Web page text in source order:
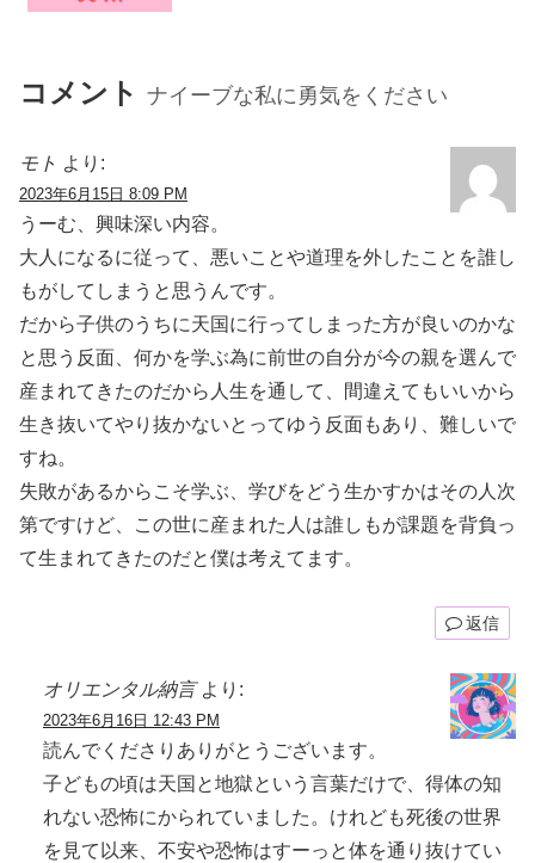
コメント ナイーブな私に勇気をください
モト より:
2023年6月15日 8:09 PM
うーむ、興味深い内容。
大人になるに従って、悪いことや道理を外したことを誰し
もがしてしまうと思うんです。
だから子供のうちに天国に行ってしまった方が良いのかな
と思う反面、何かを学ぶ為に前世の自分が今の親を選んで
産まれてきたのだから人生を通して、間違えてもいいから
生き抜いてやり抜かないとってゆう反面もあり、難しいで
すね。
失敗があるからこそ学ぶ、学びをどう生かすかはその人次
第ですけど、この世に産まれた人は誰しもが課題を背負っ
て生まれてきたのだと僕は考えてます。
返信
オリエンタル納言 より:
2023年6月16日 12:43 PM
読んでくださりありがとうございます。
子どもの頃は天国と地獄という言葉だけで、得体の知
れない恐怖にかられていました。けれども死後の世界
を見て以来、不安や恐怖はすーっと体を通り抜けてい